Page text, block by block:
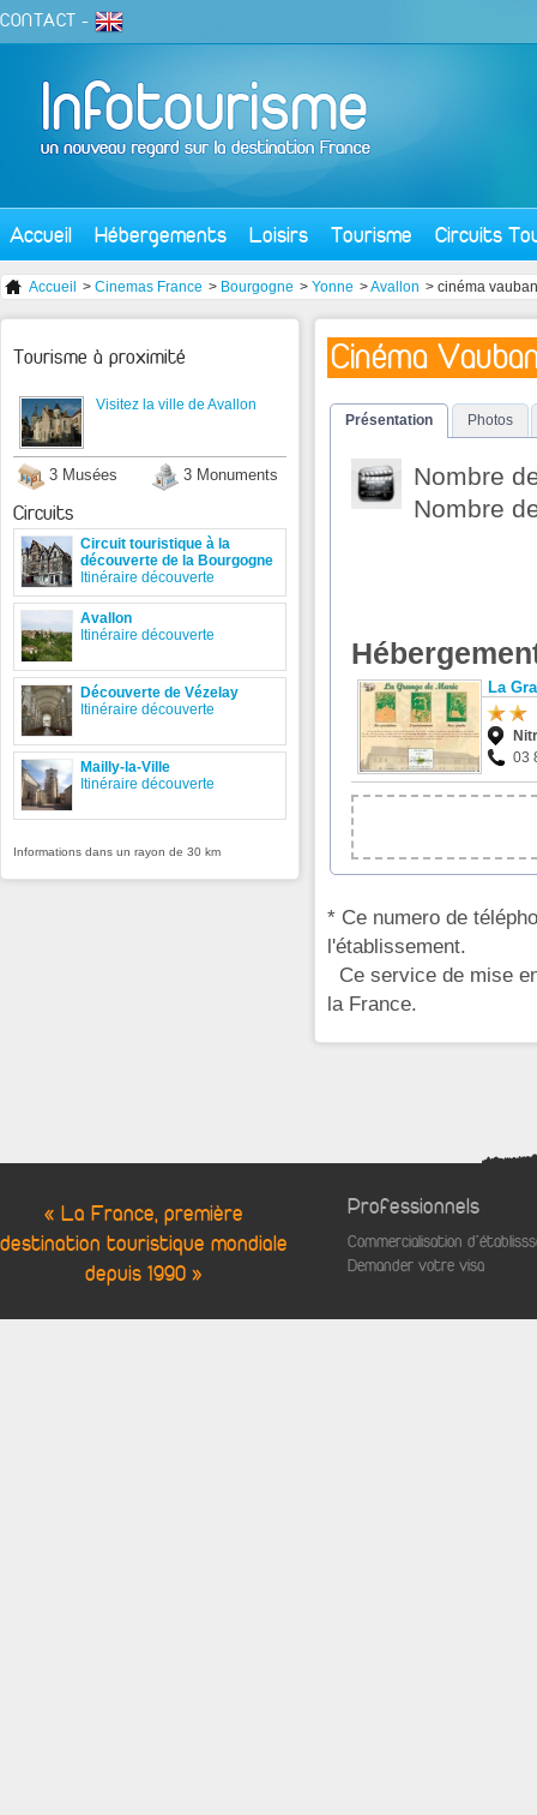
CONTACT -
Accueil Hébergements Loisirs Tourisme Circuits
Accueil > Cinemas France > Bourgogne > Yonne >Avallon > cinéma vauban
Cinéma
Présentation Photos
Nombre
Nombre
La
03
* Ce numero de
l'établissement.
Ce service de mise
la France.
Tourisme à proximité
Visitez la ville de Avallon
3 Musées 3 Monuments
Circuits
Circuit touristique à la
découverte de la Bourgogne
Itinéraire découverte
Avallon
Itinéraire découverte
Découverte de Vézelay
Itinéraire découverte
Mailly-la-Ville
Itinéraire découverte
Informations dans un rayon de 30 km
« La France, première
destination touristique mondiale
depuis 1990 »
Professionnels
Commercialisation
Demander votre visa